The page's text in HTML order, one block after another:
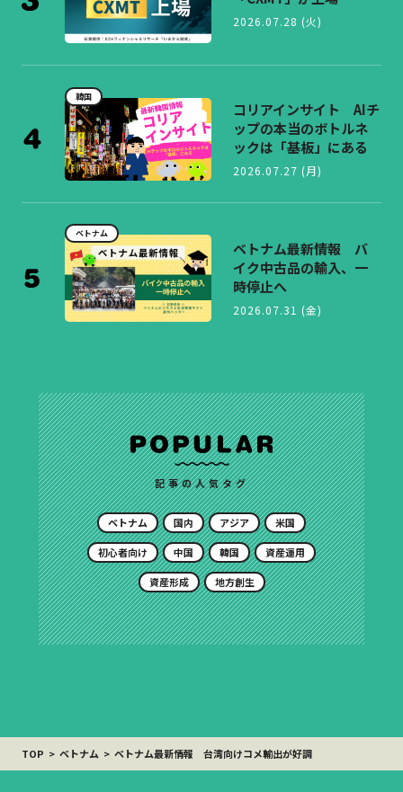
2026.07.28 (火)
韓国
コリアインサイト AIチ
ップの本当のボトルネ
ックは「基板」にある
2026.07.27 (月)
ベトナム
ベトナム最新情報 バ
イク中古品の輸入、一
時停止へ
2026.07.31 (金)
記事の人気タグ
ベトナム 国内 アジア 米国
初心者向け 中国 韓国 資産運用
資産形成 地方創生
TOP ベトナム ベトナム最新情報 台湾向けコメ輸出が好調